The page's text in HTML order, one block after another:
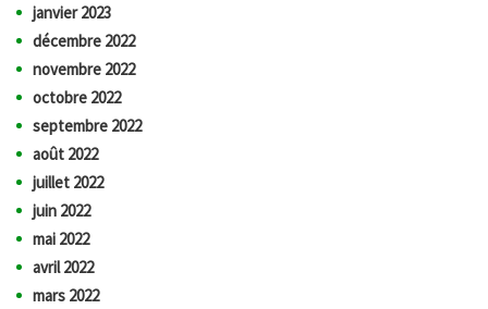
janvier 2023
décembre 2022
novembre 2022
octobre 2022
septembre 2022
août 2022
juillet 2022
juin 2022
mai 2022
avril 2022
mars 2022